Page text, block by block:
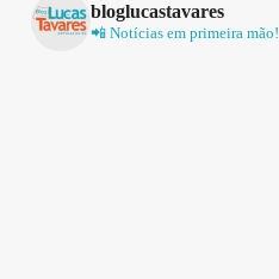
bloglucastavares
📲 Notícias em primeira mão!